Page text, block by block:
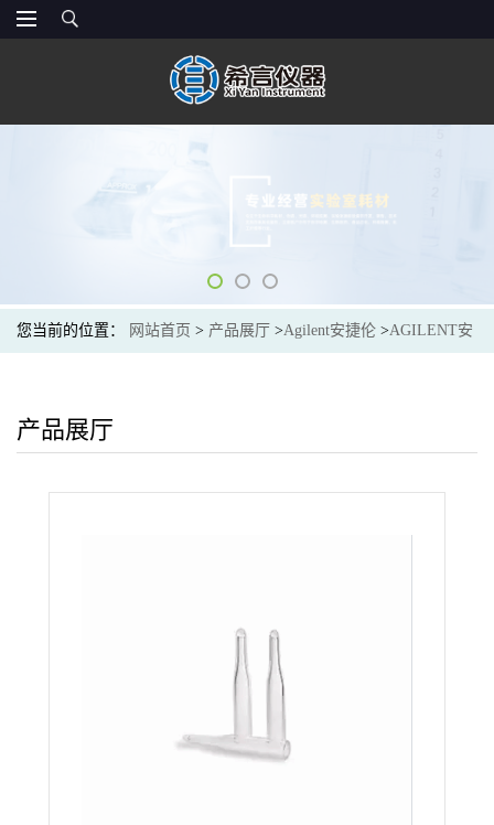
您当前的位置： 网站首页 > 产品展厅 >Agilent安捷伦 >AGILENT安
产品展厅